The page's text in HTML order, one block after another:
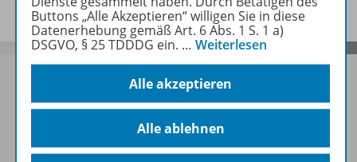
Buttons „Alle Akzeptieren“ willigen Sie in diese
Datenerhebung gemäß Art. 6 Abs. 1 S. 1 a)
DSGVO, § 25 TDDDG ein. … Weiterlesen
Alle akzeptieren
Alle ablehnen